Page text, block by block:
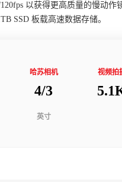
以获得更高质量的慢动作
SSD 板载高速数据存储。
哈苏相机
4/3
英寸
视频拍